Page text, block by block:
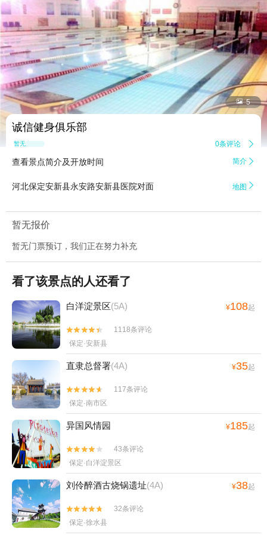
 5
诚信健身俱乐部
暂无点评 0条评论 
查看景点简介及开放时间 简介 
河北保定安新县永安路安新县医院对面 地图 
暂无报价
暂无门票预订，我们正在努力补充
看了该景点的人还看了
白洋淀景区(5A) ¥108起


1118条评论
保定·安新县
直隶总督署(4A) ¥35起


117条评论
保定·南市区
异国风情园 ¥185起


43条评论
保定·白洋淀景区
刘伶醉酒古烧锅遗址(4A) ¥38起


32条评论
保定·徐水县
